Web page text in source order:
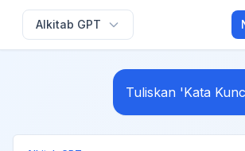
Alkitab GPT
Tuliskan 'Kata